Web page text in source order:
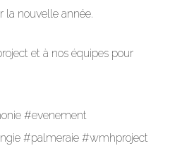
la nouvelle année.
et à nos équipes pour
#evenement
#palmeraie #wmhproject